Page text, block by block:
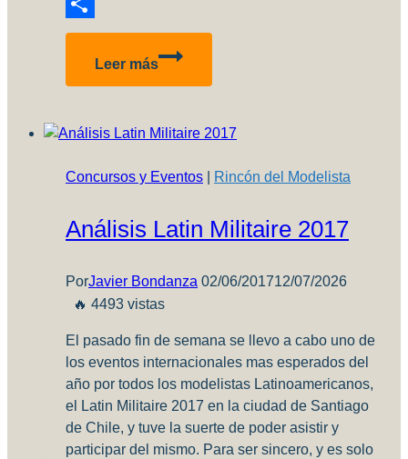
Compartir
Leer más
Saab
–
Revell
Concursos y Eventos Rincón del Modelista
Análisis Latin Militaire 2017
PorJavier Bondanza 02/06/201712/07/2026
🔥 4493 vistas
El pasado fin de semana se llevo a cabo uno de
los eventos internacionales mas esperados del
año por todos los modelistas Latinoamericanos,
el Latin Militaire 2017 en la ciudad de Santiago
de Chile, y tuve la suerte de poder asistir y
participar del mismo. Para ser sincero, y es solo